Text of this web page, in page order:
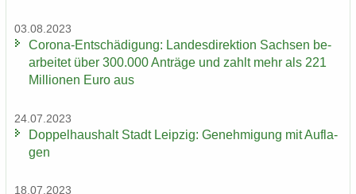
03.08.2023
Corona-​Entschädigung: Lan­des­di­rek­ti­on Sach­sen be­
ar­bei­tet über 300.000 An­trä­ge und zahlt mehr als 221
Mil­lio­nen Euro aus
24.07.2023
Dop­pel­haus­halt Stadt Leip­zig: Ge­neh­mi­gung mit Auf­la­
gen
18.07.2023